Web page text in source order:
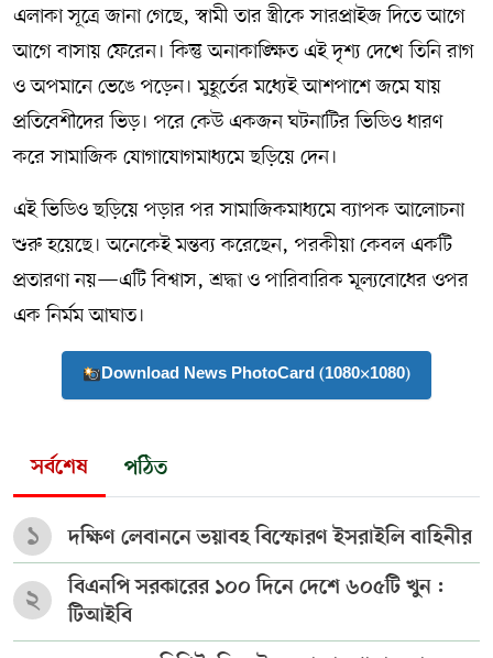
এলাকা সূত্রে জানা গেছে, স্বামী তার স্ত্রীকে সারপ্রাইজ দিতে আগে
আগে বাসায় ফেরেন। কিন্তু অনাকাঙ্ক্ষিত এই দৃশ্য দেখে তিনি রাগ
ও অপমানে ভেঙে পড়েন। মুহূর্তের মধ্যেই আশপাশে জমে যায়
প্রতিবেশীদের ভিড়। পরে কেউ একজন ঘটনাটির ভিডিও ধারণ
করে সামাজিক যোগাযোগমাধ্যমে ছড়িয়ে দেন।
এই ভিডিও ছড়িয়ে পড়ার পর সামাজিকমাধ্যমে ব্যাপক আলোচনা
শুরু হয়েছে। অনেকেই মন্তব্য করেছেন, পরকীয়া কেবল একটি
প্রতারণা নয়—এটি বিশ্বাস, শ্রদ্ধা ও পারিবারিক মূল্যবোধের ওপর
এক নির্মম আঘাত।
Download News PhotoCard (1080×1080)
সর্বশেষ পঠিত
১ দক্ষিণ লেবাননে ভয়াবহ বিস্ফোরণ ইসরাইলি বাহিনীর
২
বিএনপি সরকারের ১০০ দিনে দেশে ৬০৫টি খুন :
টিআইবি